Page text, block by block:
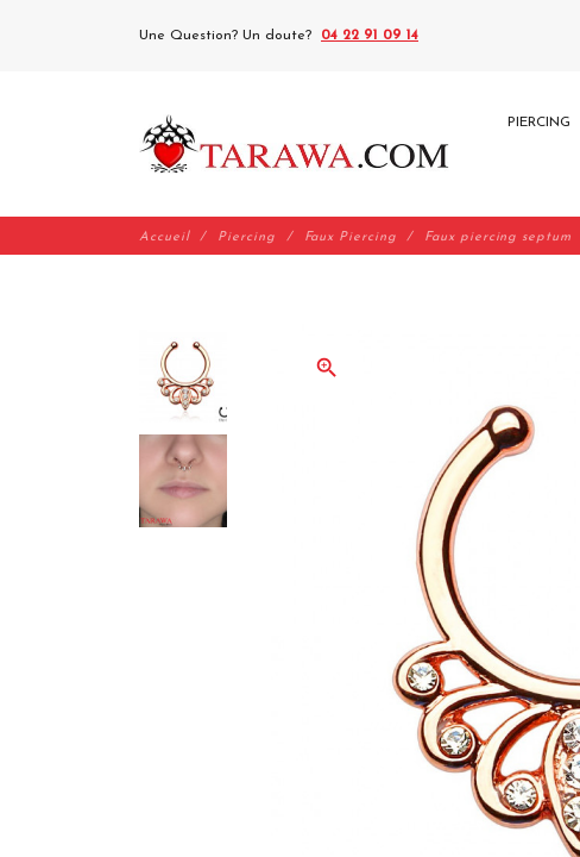
Une Question? Un doute? 04 22 91 09 14
PIERCING
Accueil Piercing Faux Piercing Faux piercing septum
zoom_in